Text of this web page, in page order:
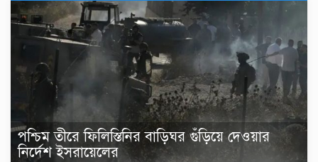
পশ্চিম তীরে ফিলিস্তিনির বাড়িঘর গুঁড়িয়ে দেওয়ার
নির্দেশ ইসরায়েলের